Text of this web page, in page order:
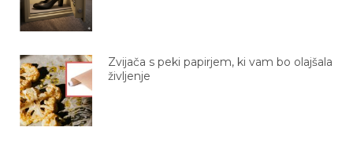
Zvijača s peki papirjem, ki vam bo olajšala
življenje